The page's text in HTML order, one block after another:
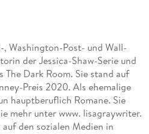
, Washington-Post- und Wall-
der Jessica-Shaw-Serie und
Dark Room. Sie stand auf
Preis 2020. Als ehemalige
hauptberuflich Romane. Sie
mehr unter www. lisagraywriter.
den sozialen Medien in